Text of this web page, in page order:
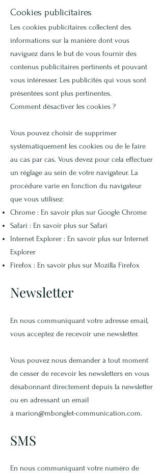
Cookies publicitaires
Les cookies publicitaires collectent des
informations sur la manière dont vous
naviguez dans le but de vous fournir des
contenus publicitaires pertinents et pouvant
vous intéresser. Les publicités qui vous sont
présentées sont plus pertinentes.
Comment désactiver les cookies ?
Vous pouvez choisir de supprimer
systématiquement les cookies ou de le faire
au cas par cas. Vous devez pour cela effectuer
un réglage au sein de votre navigateur. La
procédure varie en fonction du navigateur
que vous utilisez:
Chrome : En savoir plus sur Google Chrome
Safari : En savoir plus sur Safari
Internet Explorer : En savoir plus sur Internet
Explorer
Firefox : En savoir plus sur Mozilla Firefox
Newsletter
En nous communiquant votre adresse email,
vous acceptez de recevoir une newsletter.
Vous pouvez nous demander à tout moment
de cesser de recevoir les newsletters en vous
désabonnant directement depuis la newsletter
ou en adressant un email
à marion@mbonglet-communication.com.
SMS
En nous communiquant votre numéro de